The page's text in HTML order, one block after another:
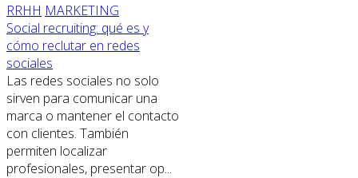
RRHH MARKETING
Social recruiting: qué es y
cómo reclutar en redes
sociales
Las redes sociales no solo
sirven para comunicar una
marca o mantener el contacto
con clientes. También
permiten localizar
profesionales, presentar op...